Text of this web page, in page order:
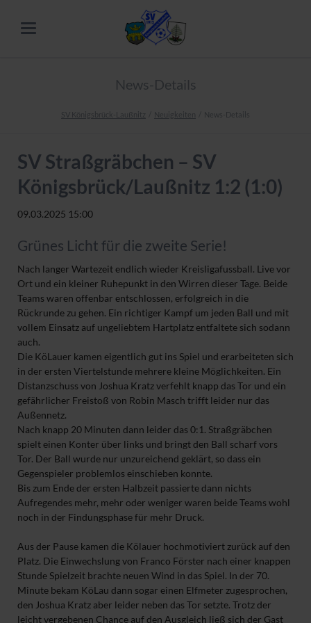
News-Details
SV Königsbrück-Laußnitz Neuigkeiten News-Details
SV Straßgräbchen – SV
Königsbrück/Laußnitz 1:2 (1:0)
09.03.2025 15:00
Grünes Licht für die zweite Serie!
Nach langer Wartezeit endlich wieder Kreisligafussball. Live vor
Ort und ein kleiner Ruhepunkt in den Wirren dieser Tage. Beide
Teams waren offenbar entschlossen, erfolgreich in die
Rückrunde zu gehen. Ein richtiger Kampf um jeden Ball und mit
vollem Einsatz auf ungeliebtem Hartplatz entfaltete sich sodann
auch.
Die KöLauer kamen eigentlich gut ins Spiel und erarbeiteten sich
in der ersten Viertelstunde mehrere kleine Möglichkeiten. Ein
Distanzschuss von Joshua Kratz verfehlt knapp das Tor und ein
gefährlicher Freistoß von Robin Masch trifft leider nur das
Außennetz.
Nach knapp 20 Minuten dann leider das 0:1. Straßgräbchen
spielt einen Konter über links und bringt den Ball scharf vors
Tor. Der Ball wurde nur unzureichend geklärt, so dass ein
Gegenspieler problemlos einschieben konnte.
Bis zum Ende der ersten Halbzeit passierte dann nichts
Aufregendes mehr, mehr oder weniger waren beide Teams wohl
noch in der Findungsphase für mehr Druck.
Aus der Pause kamen die Kölauer hochmotiviert zurück auf den
Platz. Die Einwechslung von Franco Förster nach einer knappen
Stunde Spielzeit brachte neuen Wind in das Spiel. In der 70.
Minute bekam KöLau dann sogar einen Elfmeter zugesprochen,
den Joshua Kratz aber leider neben das Tor setzte. Trotz der
leicht vergebenen Chance auf den Ausgleich ließ sich der Gast